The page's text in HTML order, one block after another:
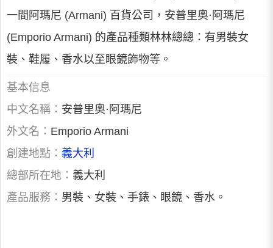
一間阿瑪尼 (Armani) 百貨公司，安普里奧·阿瑪尼
(Emporio Armani) 的產品種類林林總總：有男裝女
裝、鞋履、香水以至眼鏡飾物等。
基本信息
中文名稱： 安普里奧·阿瑪尼
外文名： Emporio Armani
創建地點： 義大利
總部所在地： 義大利
產品服務： 男裝、女裝、手錶、眼鏡、香水。